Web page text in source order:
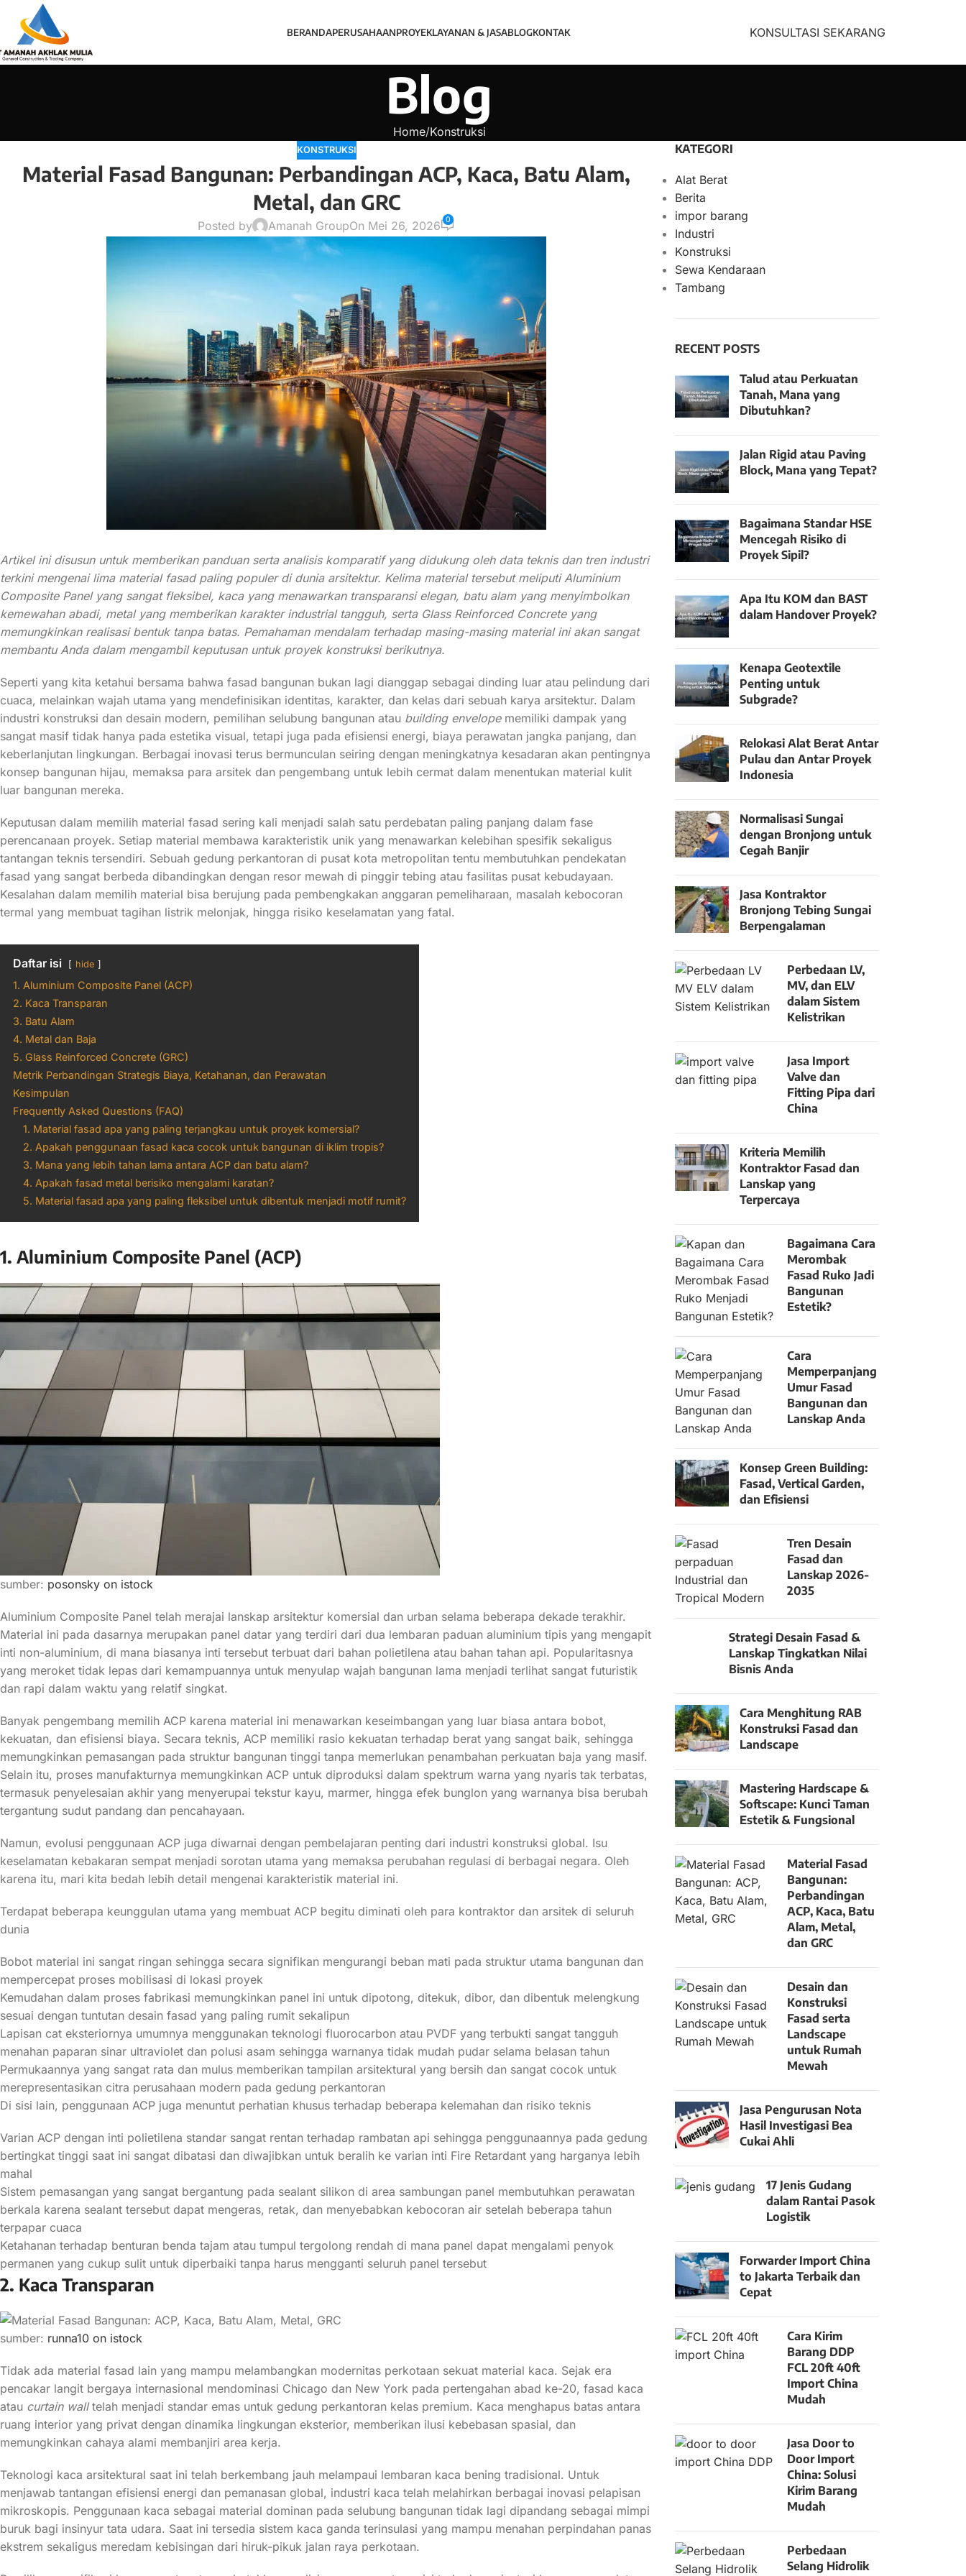
BERANDAPERUSAHAANPROYEKLAYANAN & JASABLOGKONTAK KONSULTASI SEKARANG
Blog
Home Konstruksi
KONSTRUKSI
Material Fasad Bangunan: Perbandingan ACP, Kaca, Batu Alam,
Metal, dan GRC
Posted by Amanah GroupOn Mei 26, 2026 0
Artikel ini disusun untuk memberikan panduan serta analisis komparatif yang didukung oleh data teknis dan tren industri
terkini mengenai lima material fasad paling populer di dunia arsitektur. Kelima material tersebut meliputi Aluminium
Composite Panel yang sangat fleksibel, kaca yang menawarkan transparansi elegan, batu alam yang menyimbolkan
kemewahan abadi, metal yang memberikan karakter industrial tangguh, serta Glass Reinforced Concrete yang
memungkinkan realisasi bentuk tanpa batas. Pemahaman mendalam terhadap masing-masing material ini akan sangat
membantu Anda dalam mengambil keputusan untuk proyek konstruksi berikutnya.
Seperti yang kita ketahui bersama bahwa fasad bangunan bukan lagi dianggap sebagai dinding luar atau pelindung dari
cuaca, melainkan wajah utama yang mendefinisikan identitas, karakter, dan kelas dari sebuah karya arsitektur. Dalam
industri konstruksi dan desain modern, pemilihan selubung bangunan atau building envelopememiliki dampak yang
sangat masif tidak hanya pada estetika visual, tetapi juga pada efisiensi energi, biaya perawatan jangka panjang, dan
keberlanjutan lingkungan. Berbagai inovasi terus bermunculan seiring dengan meningkatnya kesadaran akan pentingnya
konsep bangunan hijau, memaksa para arsitek dan pengembang untuk lebih cermat dalam menentukan material kulit
luar bangunan mereka.
Keputusan dalam memilih material fasad sering kali menjadi salah satu perdebatan paling panjang dalam fase
perencanaan proyek. Setiap material membawa karakteristik unik yang menawarkan kelebihan spesifik sekaligus
tantangan teknis tersendiri. Sebuah gedung perkantoran di pusat kota metropolitan tentu membutuhkan pendekatan
fasad yang sangat berbeda dibandingkan dengan resor mewah di pinggir tebing atau fasilitas pusat kebudayaan.
Kesalahan dalam memilih material bisa berujung pada pembengkakan anggaran pemeliharaan, masalah kebocoran
termal yang membuat tagihan listrik melonjak, hingga risiko keselamatan yang fatal.
Daftar isi hide
1. Aluminium Composite Panel (ACP)
2. Kaca Transparan
3. Batu Alam
4. Metal dan Baja
5. Glass Reinforced Concrete (GRC)
Metrik Perbandingan Strategis Biaya, Ketahanan, dan Perawatan
Kesimpulan
Frequently Asked Questions (FAQ)
1. Material fasad apa yang paling terjangkau untuk proyek komersial?
2. Apakah penggunaan fasad kaca cocok untuk bangunan di iklim tropis?
3. Mana yang lebih tahan lama antara ACP dan batu alam?
4. Apakah fasad metal berisiko mengalami karatan?
5. Material fasad apa yang paling fleksibel untuk dibentuk menjadi motif rumit?
1. Aluminium Composite Panel (ACP)
sumber: posonsky on istock
Aluminium Composite Panel telah merajai lanskap arsitektur komersial dan urban selama beberapa dekade terakhir.
Material ini pada dasarnya merupakan panel datar yang terdiri dari dua lembaran paduan aluminium tipis yang mengapit
inti non-aluminium, di mana biasanya inti tersebut terbuat dari bahan polietilena atau bahan tahan api. Popularitasnya
yang meroket tidak lepas dari kemampuannya untuk menyulap wajah bangunan lama menjadi terlihat sangat futuristik
dan rapi dalam waktu yang relatif singkat.
Banyak pengembang memilih ACP karena material ini menawarkan keseimbangan yang luar biasa antara bobot,
kekuatan, dan efisiensi biaya. Secara teknis, ACP memiliki rasio kekuatan terhadap berat yang sangat baik, sehingga
memungkinkan pemasangan pada struktur bangunan tinggi tanpa memerlukan penambahan perkuatan baja yang masif.
Selain itu, proses manufakturnya memungkinkan ACP untuk diproduksi dalam spektrum warna yang nyaris tak terbatas,
termasuk penyelesaian akhir yang menyerupai tekstur kayu, marmer, hingga efek bunglon yang warnanya bisa berubah
tergantung sudut pandang dan pencahayaan.
Namun, evolusi penggunaan ACP juga diwarnai dengan pembelajaran penting dari industri konstruksi global. Isu
keselamatan kebakaran sempat menjadi sorotan utama yang memaksa perubahan regulasi di berbagai negara. Oleh
karena itu, mari kita bedah lebih detail mengenai karakteristik material ini.
Terdapat beberapa keunggulan utama yang membuat ACP begitu diminati oleh para kontraktor dan arsitek di seluruh
dunia
Bobot material ini sangat ringan sehingga secara signifikan mengurangi beban mati pada struktur utama bangunan dan
mempercepat proses mobilisasi di lokasi proyek
Kemudahan dalam proses fabrikasi memungkinkan panel ini untuk dipotong, ditekuk, dibor, dan dibentuk melengkung
sesuai dengan tuntutan desain fasad yang paling rumit sekalipun
Lapisan cat eksteriornya umumnya menggunakan teknologi fluorocarbon atau PVDF yang terbukti sangat tangguh
menahan paparan sinar ultraviolet dan polusi asam sehingga warnanya tidak mudah pudar selama belasan tahun
Permukaannya yang sangat rata dan mulus memberikan tampilan arsitektural yang bersih dan sangat cocok untuk
merepresentasikan citra perusahaan modern pada gedung perkantoran
Di sisi lain, penggunaan ACP juga menuntut perhatian khusus terhadap beberapa kelemahan dan risiko teknis
Varian ACP dengan inti polietilena standar sangat rentan terhadap rambatan api sehingga penggunaannya pada gedung
bertingkat tinggi saat ini sangat dibatasi dan diwajibkan untuk beralih ke varian inti Fire Retardant yang harganya lebih
mahal
Sistem pemasangan yang sangat bergantung pada sealant silikon di area sambungan panel membutuhkan perawatan
berkala karena sealant tersebut dapat mengeras, retak, dan menyebabkan kebocoran air setelah beberapa tahun
terpapar cuaca
Ketahanan terhadap benturan benda tajam atau tumpul tergolong rendah di mana panel dapat mengalami penyok
permanen yang cukup sulit untuk diperbaiki tanpa harus mengganti seluruh panel tersebut
2. Kaca Transparan
sumber: runna10 on istock
Tidak ada material fasad lain yang mampu melambangkan modernitas perkotaan sekuat material kaca. Sejak era
pencakar langit bergaya internasional mendominasi Chicago dan New York pada pertengahan abad ke-20, fasad kaca
atau curtain walltelah menjadi standar emas untuk gedung perkantoran kelas premium. Kaca menghapus batas antara
ruang interior yang privat dengan dinamika lingkungan eksterior, memberikan ilusi kebebasan spasial, dan
memungkinkan cahaya alami membanjiri area kerja.
Teknologi kaca arsitektural saat ini telah berkembang jauh melampaui lembaran kaca bening tradisional. Untuk
menjawab tantangan efisiensi energi dan pemanasan global, industri kaca telah melahirkan berbagai inovasi pelapisan
mikroskopis. Penggunaan kaca sebagai material dominan pada selubung bangunan tidak lagi dipandang sebagai mimpi
buruk bagi insinyur tata udara. Saat ini tersedia sistem kaca ganda terinsulasi yang mampu menahan perpindahan panas
ekstrem sekaligus meredam kebisingan dari hiruk-pikuk jalan raya perkotaan.
KATEGORI
Alat Berat
Berita
impor barang
Industri
Konstruksi
Sewa Kendaraan
Tambang
RECENT POSTS
Talud atau Perkuatan
Tanah, Mana yang
Dibutuhkan?
Jalan Rigid atau Paving
Block, Mana yang Tepat?
Bagaimana Standar HSE
Mencegah Risiko di
Proyek Sipil?
Apa Itu KOM dan BAST
dalam Handover Proyek?
Kenapa Geotextile
Penting untuk
Subgrade?
Relokasi Alat Berat Antar
Pulau dan Antar Proyek
Indonesia
Normalisasi Sungai
dengan Bronjong untuk
Cegah Banjir
Jasa Kontraktor
Bronjong Tebing Sungai
Berpengalaman
Perbedaan LV,
MV, dan ELV
dalam Sistem
Kelistrikan
Jasa Import
Valve dan
Fitting Pipa dari
China
Kriteria Memilih
Kontraktor Fasad dan
Lanskap yang
Terpercaya
Bagaimana Cara
Merombak
Fasad Ruko Jadi
Bangunan
Estetik?
Cara
Memperpanjang
Umur Fasad
Bangunan dan
Lanskap Anda
Konsep Green Building:
Fasad, Vertical Garden,
dan Efisiensi
Tren Desain
Fasad dan
Lanskap 2026-
2035
Strategi Desain Fasad &
Lanskap Tingkatkan Nilai
Bisnis Anda
Cara Menghitung RAB
Konstruksi Fasad dan
Landscape
Mastering Hardscape &
Softscape: Kunci Taman
Estetik & Fungsional
Material Fasad
Bangunan:
Perbandingan
ACP, Kaca, Batu
Alam, Metal,
dan GRC
Desain dan
Konstruksi
Fasad serta
Landscape
untuk Rumah
Mewah
Jasa Pengurusan Nota
Hasil Investigasi Bea
Cukai Ahli
17 Jenis Gudang
dalam Rantai Pasok
Logistik
Forwarder Import China
to Jakarta Terbaik dan
Cepat
Cara Kirim
Barang DDP
FCL 20ft 40ft
Import China
Mudah
Jasa Door to
Door Import
China: Solusi
Kirim Barang
Mudah
Perbedaan
Selang Hidrolik